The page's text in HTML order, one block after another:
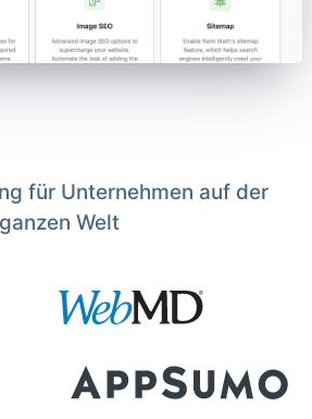
für Unternehmen auf der
ganzen Welt